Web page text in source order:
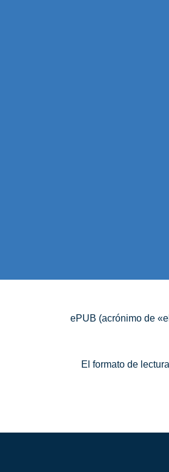
ePUB (acrónimo de «
El formato de